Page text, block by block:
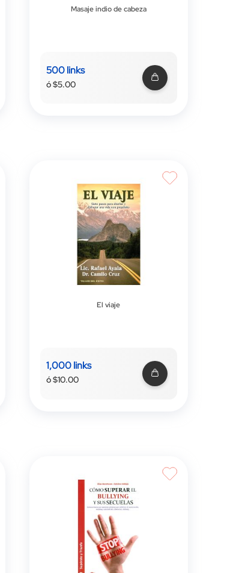
Masaje indio de cabeza
500 links
ó $5.00
El viaje
1,000 links
ó $10.00